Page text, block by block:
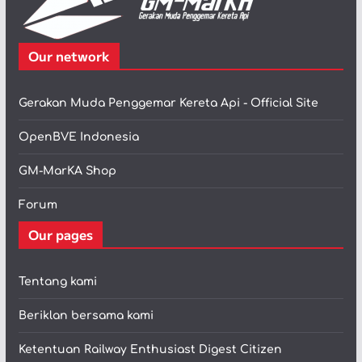
Our network
Gerakan Muda Penggemar Kereta Api - Official Site
OpenBVE Indonesia
GM-MarKA Shop
Forum
Our pages
Tentang kami
Beriklan bersama kami
Ketentuan Railway Enthusiast Digest Citizen